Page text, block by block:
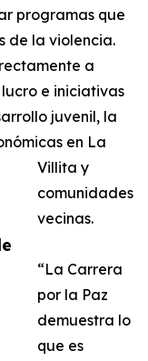
programas que
de la violencia.
a
e iniciativas
juvenil, la
en La
Villita y
comunidades
vecinas.
“La Carrera
por la Paz
demuestra lo
que es